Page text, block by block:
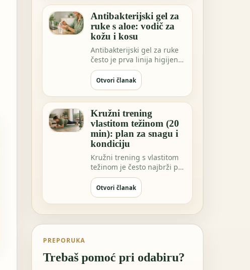
Antibakterijski gel za
ruke s aloe: vodič za
kožu i kosu
Antibakterijski gel za ruke
često je prva linija higijene
kada niste blizu vode.
Možda …
Otvori članak
Kružni trening
vlastitom težinom (20
min): plan za snagu i
kondiciju
Kružni trening s vlastitom
težinom je često najbrži put
do osjećaja “napravio sam
nešto…
Otvori članak
PREPORUKA
Trebaš pomoć pri odabiru?